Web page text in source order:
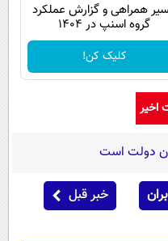
همراهی و گزارش عملکرد
گروه اسنپ در ۱۴۰۴
کلیک کن!
اخیر
دولت است
خبر قبل